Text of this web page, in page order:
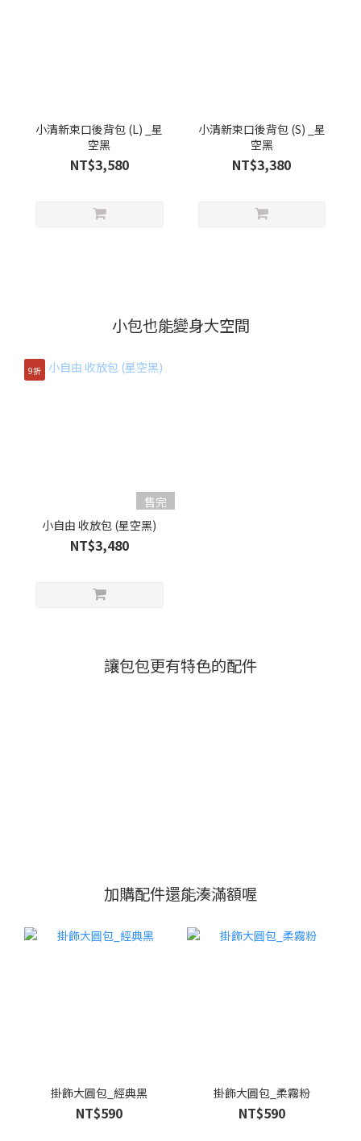
小清新束口後背包 (L) _星
空黑
NT$3,580
小清新束口後背包 (S) _星
空黑
NT$3,380
小包也能變身大空間
9折
售完
小自由 收放包 (星空黑)
NT$3,480
讓包包更有特色的配件
加購配件還能湊滿額喔
掛飾大圓包_經典黑
NT$590
掛飾大圓包_柔霧粉
NT$590